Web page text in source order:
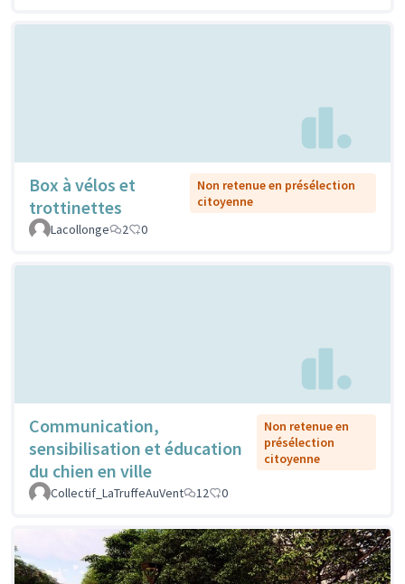
Box à vélos et
trottinettes
Non retenue en présélection
citoyenne
Lacollonge
2 0
Communication,
sensibilisation et éducation
du chien en ville
Non retenue en
présélection
citoyenne
Collectif_LaTruffeAuVent 12 0